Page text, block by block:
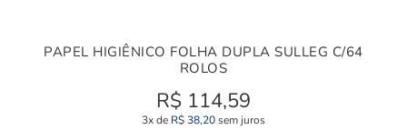
PAPEL HIGIÊNICO FOLHA DUPLA SULLEG C/64
ROLOS
R$ 114,59
3x de R$38,20sem juros